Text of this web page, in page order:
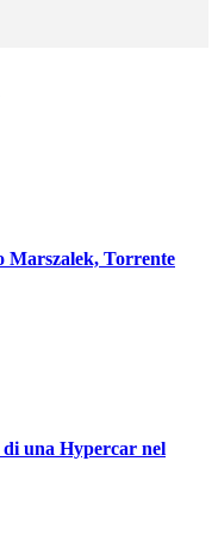
Marszalek, Torrente
una Hypercar nel